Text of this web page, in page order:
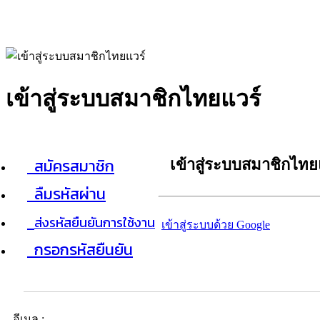
เข้าสู่ระบบสมาชิกไทยแวร์
สมัครสมาชิก
ลืมรหัสผ่าน
ส่งรหัสยืนยันการใช้งาน
กรอกรหัสยืนยัน
เข้าสู่ระบบสมาชิกไท
เข้าสู่ระบบด้วย Google